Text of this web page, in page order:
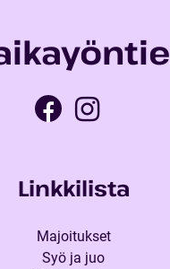
Linkkilista
Majoitukset
Syö ja juo